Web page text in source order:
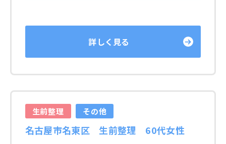
詳しく見る
生前整理 その他
名古屋市名東区 生前整理 60代女性